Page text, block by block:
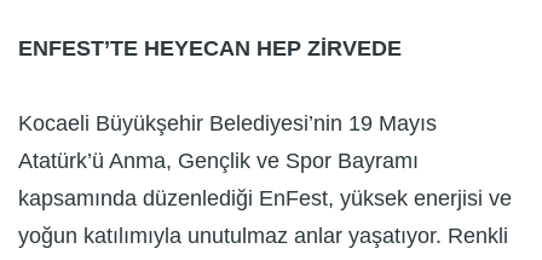
ENFEST’TE HEYECAN HEP ZİRVEDE
Kocaeli Büyükşehir Belediyesi’nin 19 Mayıs
Atatürk’ü Anma, Gençlik ve Spor Bayramı
kapsamında düzenlediği EnFest, yüksek enerjisi ve
yoğun katılımıyla unutulmaz anlar yaşatıyor. Renkli